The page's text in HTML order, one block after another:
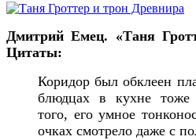
Дмитрий Емец. «Таня
Цитаты:
Коридор был обклеен
блюдцах в кухне
того, его умное
очках смотрело даже с